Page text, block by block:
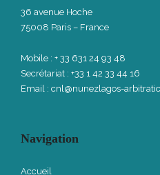
36 avenue Hoche
75008 Paris – France
Mobile : + 33 631 24 93 48
Secrétariat : +33 1 42 33 44 16
Email : cnl@nunezlagos-
Navigation
Accueil